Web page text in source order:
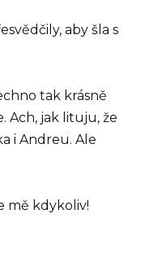
aby šla s
tak krásně
Ach, jak lituju, že
i Andreu. Ale
mě kdykoliv!